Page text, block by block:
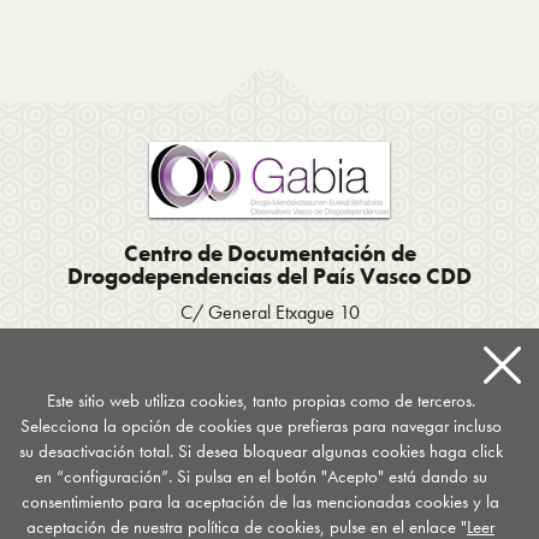
Centro de Documentación de
Drogodependencias del País Vasco CDD
C/ General Etxague 10
Apartado postal 667
documentacion@drogomedia.com
Síguenos en...
Este sitio web utiliza cookies, tanto propias como de terceros.
Selecciona la opción de cookies que prefieras para navegar incluso
su desactivación total. Si desea bloquear algunas cookies haga click
en “configuración”. Si pulsa en el botón "Acepto" está dando su
consentimiento para la aceptación de las mencionadas cookies y la
aceptación de nuestra política de cookies, pulse en el enlace "Leer